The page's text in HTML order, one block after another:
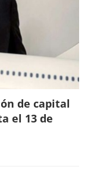
de capital
el 13 de